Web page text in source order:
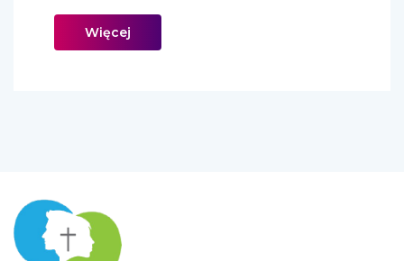
Więcej